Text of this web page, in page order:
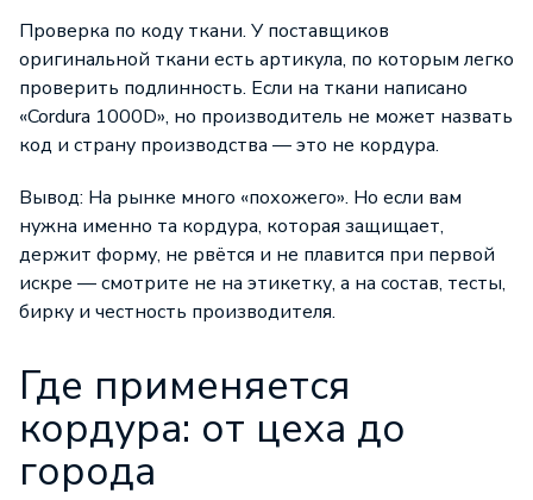
Проверка по коду ткани. У поставщиков
оригинальной ткани есть артикула, по которым легко
проверить подлинность. Если на ткани написано
«Cordura 1000D», но производитель не может назвать
код и страну производства — это не кордура.
Вывод: На рынке много «похожего». Но если вам
нужна именно та кордура, которая защищает,
держит форму, не рвётся и не плавится при первой
искре — смотрите не на этикетку, а на состав, тесты,
бирку и честность производителя.
Где применяется
кордура: от цеха до
города